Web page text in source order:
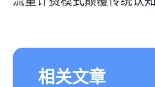
相关文章